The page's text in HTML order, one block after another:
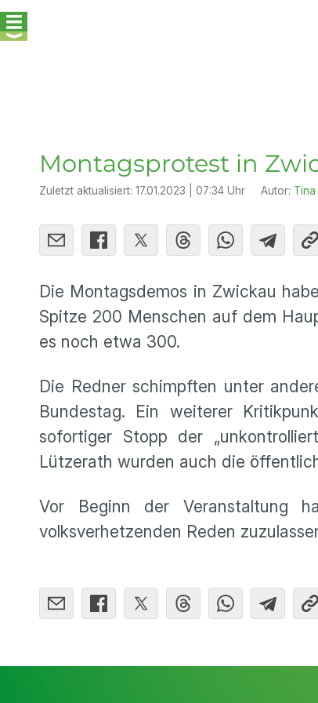
Montagsprotest in
Zuletzt aktualisiert: 17.01.2023 | 07:34 Uhr Autor:
Die Montagsdemos in Zwickau
Spitze 200 Menschen auf dem
es noch etwa 300.
Die Redner schimpften unter
Bundestag. Ein weiterer
sofortiger Stopp der
Lützerath wurden auch die
Vor Beginn der Veranstaltung
volksverhetzenden Reden